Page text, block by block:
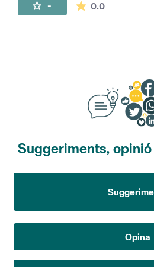
- 0.0La mitjana
Suggeriments,
Opina